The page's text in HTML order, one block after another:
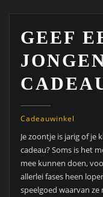
GEEF
Cadeauwinkel
Je zoontje is jarig of je
cadeau? Soms is het
mee kunnen doen,
allerlei fases heen
speelgoed waarvan